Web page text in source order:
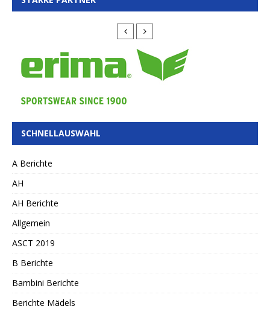
SCHNELLAUSWAHL
A Berichte
AH
AH Berichte
Allgemein
ASCT 2019
B Berichte
Bambini Berichte
Berichte Mädels